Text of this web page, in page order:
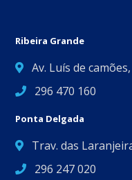
Ribeira Grande
Av. Luís de
296 470 160
Ponta Delgada
Trav. das
296 247 020